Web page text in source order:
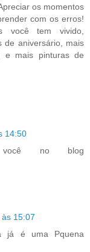
os momentos
com os erros!
você tem vivido,
de aniversário, mais
e mais pinturas de
14:50
no blog
15:07
já é uma Pquena